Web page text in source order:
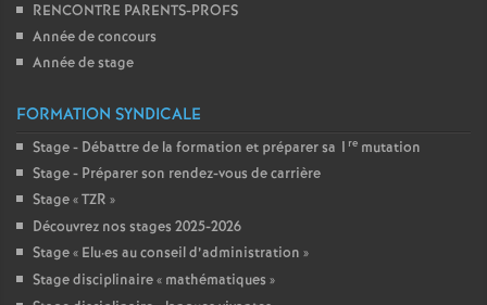
RENCONTRE PARENTS-PROFS
Année de concours
Année de stage
FORMATION SYNDICALE
Stage - Débattre de la formation et préparer sa 1 re mutation
Stage - Préparer son rendez-vous de carrière
Stage «TZR »
Découvrez nos stages 2025-2026
Stage « Elu·es au conseil d’administration »
Stage disciplinaire « mathématiques »